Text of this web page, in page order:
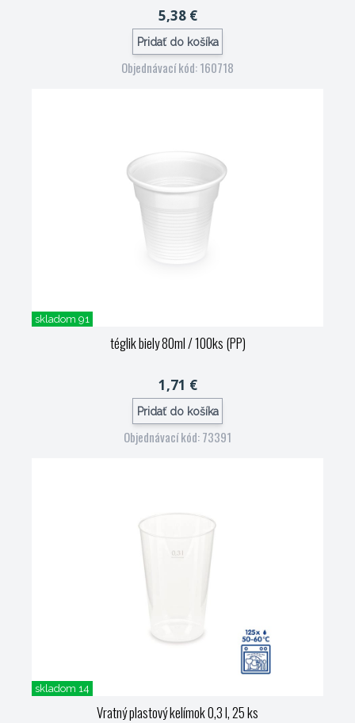
5,38 €
Pridať do košíka
Objednávací kód: 160718
skladom 91
téglik biely 80ml / 100ks (PP)
1,71 €
Pridať do košíka
Objednávací kód: 73391
skladom 14
Vratný plastový kelímok 0,3 l, 25 ks